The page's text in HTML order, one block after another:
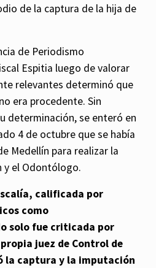
de la captura de la hija de
de Periodismo
Espitia luego de valorar
relevantes determinó que
era procedente. Sin
determinación, se enteró en
4 de octubre que se había
Medellín para realizar la
y el Odontólogo.
calificada por
como
solo fue criticada por
juez de Control de
la captura y la imputación